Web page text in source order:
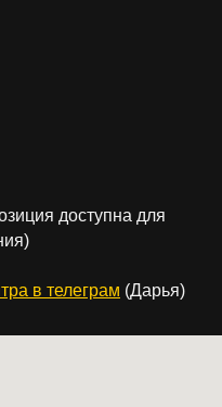
доступна для
в телеграм (Дарья)